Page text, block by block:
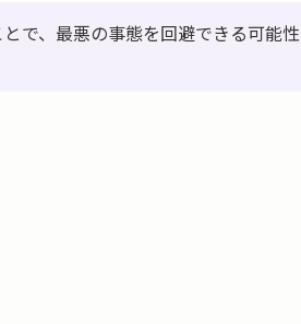
で、最悪の事態を回避できる可能性